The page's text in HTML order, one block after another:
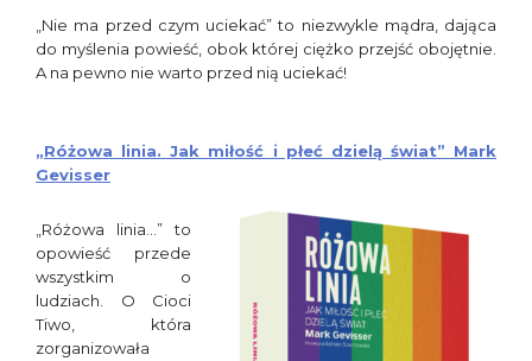
„Nie ma przed czym uciekać” to niezwykle mądra, dająca
do myślenia powieść, obok której ciężko przejść obojętnie.
A na pewno nie warto przed nią uciekać!
„Różowa linia. Jak miłość i płeć dzielą świat” Mark
Gevisser
„Różowa linia…” to
opowieść przede
wszystkim o
ludziach. O Cioci
Tiwo, która
zorganizowała